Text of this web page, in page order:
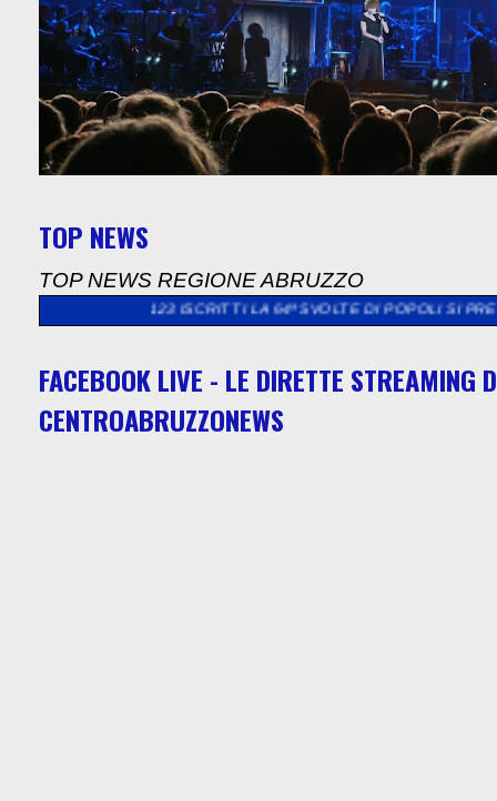
TOP NEWS
TOP NEWS REGIONE ABRUZZO
ISCRITTI LA 64ª SVOLTE DI POPOLI SI PRESENTA >> CHIETI
FACEBOOK LIVE - LE DIRETTE STREAMING
CENTROABRUZZONEWS